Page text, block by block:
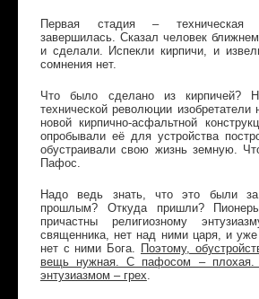
Первая стадия – техническая
завершилась. Сказал человек
и сделали. Испекли кирпичи, и
сомнения нет.
Что было сделано из кирпичей?
технической революции изобретатели
новой кирпично-асфальтной
опробывали её для устройства
обустраивали свою жизнь земную.
Пафос.
Надо ведь знать, что это были
прошлым? Откуда пришли?
причастны религиозному
священника, нет над ними царя, и уже
нет с ними Бога.
Поэтому,
вещь нужная. С пафосом – плохая.
энтузиазмом – грех.